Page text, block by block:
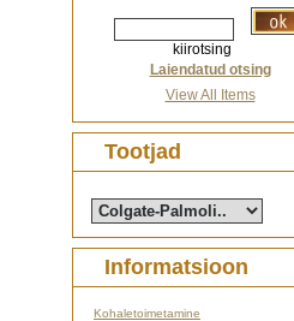
kiirotsing
Laiendatud otsing
View All Items
Tootjad
Informatsioon
Kohaletoimetamine